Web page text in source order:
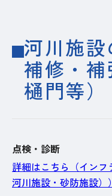
河川施設
補修・補
樋門等）
点検・診断
詳細はこちら（インフ
河川施設・砂防施設））